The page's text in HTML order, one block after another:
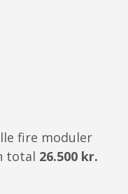
fire moduler
total 26.500 kr.